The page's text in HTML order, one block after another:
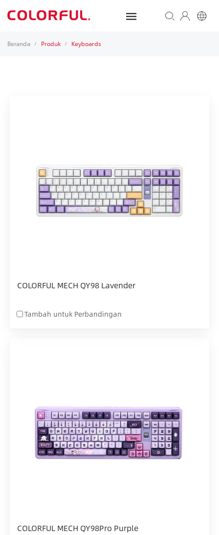
Beranda / Produk / Keyboards
COLORFUL MECH QY98 Lavender
Tambah untuk Perbandingan
COLORFUL MECH QY98Pro Purple